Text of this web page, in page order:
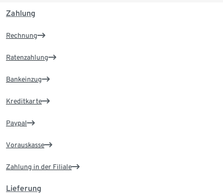
Zahlung
Rechnung
Ratenzahlung
Bankeinzug
Kreditkarte
Paypal
Vorauskasse
Zahlung in der Filiale
Lieferung